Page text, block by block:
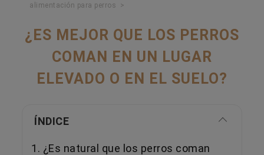
alimentación para perros
¿ES MEJOR QUE LOS PERROS
COMAN EN UN LUGAR
ELEVADO O EN EL SUELO?
ÍNDICE
1. ¿Es natural que los perros coman